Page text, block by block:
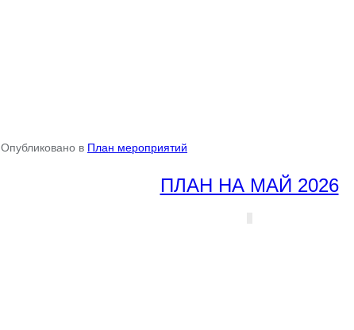
. Опубликовано в План мероприятий
ПЛАН НА МАЙ 2026